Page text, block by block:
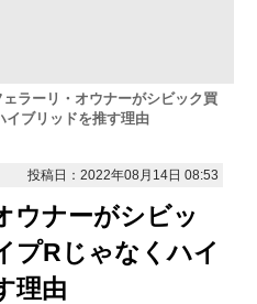
ェラーリ・オウナーがシビック買
イブリッドを推す理由
投稿日：2022年08月14日 08:53
ウナーがシビッ
プRじゃなくハイ
理由